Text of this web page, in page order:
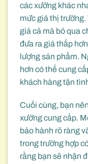
các xưởng khác
mức giá thị
giá cả mà bỏ qua
đưa ra giá thấp
lượng sản phẩm.
hơn có thể cung
khách hàng tận
Cuối cùng, bạn
xưởng cung cấp.
bảo hành rõ ràng
trong trường hợp
rằng bạn sẽ nhận